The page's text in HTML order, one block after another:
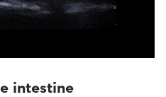
intestine